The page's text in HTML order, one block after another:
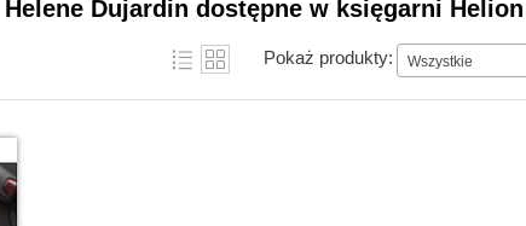
Helene Dujardin dostępne w księgarni Helion
Pokaż produkty: Wszystkie